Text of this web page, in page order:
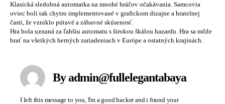
Klasická sledobná automatka na mnohé hráčov očakávania. Samcovia
oviec boli tak chytro implementované v grafickom dizajne a hratelnej
časti, že vzniklo pútavé a zábavné skúsenosť.
Hra bola uznaná za ľahšiu automatu s širokou škálou hazardu. Hra sa môže
hrať na všetkých herných zariadeniach v Európe a ostatných krajinách.
By admin@fullelegantabaya
I left this message to you, I'm a good hacker and i found your